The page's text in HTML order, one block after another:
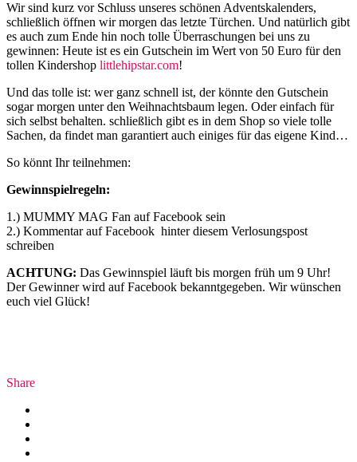
Wir sind kurz vor Schluss unseres schönen Adventskalenders,
schließlich öffnen wir morgen das letzte Türchen. Und natürlich gibt
es auch zum Ende hin noch tolle Überraschungen bei uns zu
gewinnen: Heute ist es ein Gutschein im Wert von 50 Euro für den
tollen Kindershop littlehipstar.com!
Und das tolle ist: wer ganz schnell ist, der könnte den Gutschein
sogar morgen unter den Weihnachtsbaum legen. Oder einfach für
sich selbst behalten. schließlich gibt es in dem Shop so viele tolle
Sachen, da findet man garantiert auch einiges für das eigene Kind…
So könnt Ihr teilnehmen:
Gewinnspielregeln:
1.) MUMMY MAG Fan auf Facebook sein
2.) Kommentar auf Facebook hinter diesem Verlosungspost
schreiben
ACHTUNG: Das Gewinnspiel läuft bis morgen früh um 9 Uhr!
Der Gewinner wird auf Facebook bekanntgegeben. Wir wünschen
euch viel Glück!
Share